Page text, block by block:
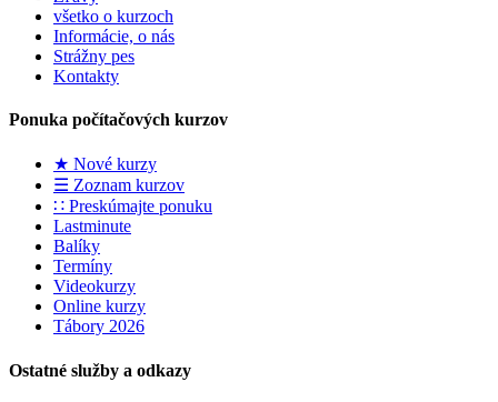
všetko o kurzoch
Informácie, o nás
Strážny pes
Kontakty
Ponuka počítačových kurzov
★ Nové kurzy
☰ Zoznam kurzov
∷ Preskúmajte ponuku
Lastminute
Balíky
Termíny
Videokurzy
Online kurzy
Tábory 2026
Ostatné služby a odkazy